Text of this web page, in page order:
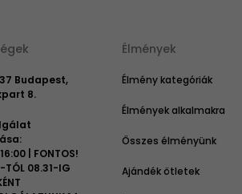
Budapest,
8.
| FONTOS!
TÓL 08.31-IG
Élmények
Élmény kategóriák
Élmények alkalmakra
Összes élményünk
Ajándék ötletek